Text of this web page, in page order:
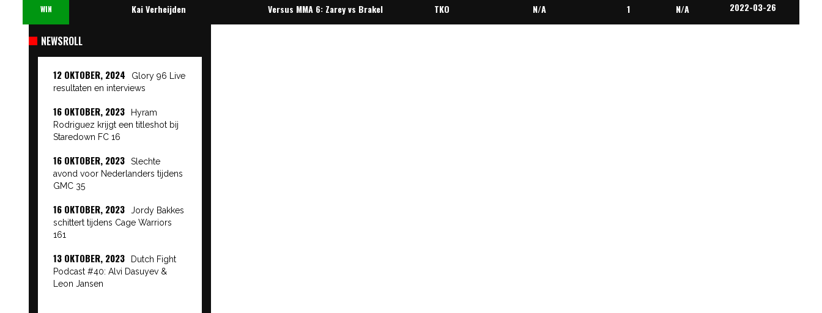
WIN Kai Verheijden Versus MMA 6: Zarey vs Brakel TKO N/A 1 N/A 2022-03-26
NEWSROLL
12 OKTOBER, 2024
Glory 96 Live
resultaten en interviews
16 OKTOBER, 2023
Hyram
Rodriguez krijgt een titleshot bij
Staredown FC 16
16 OKTOBER, 2023
Slechte
avond voor Nederlanders tijdens
GMC 35
16 OKTOBER, 2023
Jordy Bakkes
schittert tijdens Cage Warriors
161
13 OKTOBER, 2023
Dutch Fight
Podcast #40: Alvi Dasuyev &
Leon Jansen